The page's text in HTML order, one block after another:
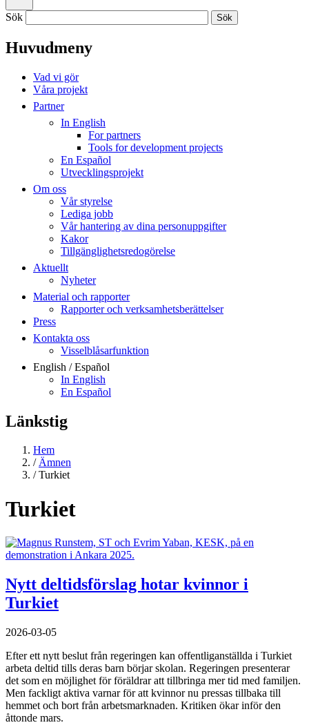
Sök
Huvudmeny
Vad vi gör
Våra projekt
Partner
In English
For partners
Tools for development projects
En Español
Utvecklingsprojekt
Om oss
Vår styrelse
Lediga jobb
Vår hantering av dina personuppgifter
Kakor
Tillgänglighetsredogörelse
Aktuellt
Nyheter
Material och rapporter
Rapporter och verksamhetsberättelser
Press
Kontakta oss
Visselblåsarfunktion
English / Español
In English
En Español
Länkstig
Hem
/ Ämnen
/ Turkiet
Turkiet
Nytt deltidsförslag hotar kvinnor i
Turkiet
2026-03-05
Efter ett nytt beslut från regeringen kan offentliganställda i Turkiet
arbeta deltid tills deras barn börjar skolan. Regeringen presenterar
det som en möjlighet för föräldrar att tillbringa mer tid med familjen.
Men fackligt aktiva varnar för att kvinnor nu pressas tillbaka till
hemmet och bort från arbetsmarknaden. Kritiken ökar inför den
åttonde mars.